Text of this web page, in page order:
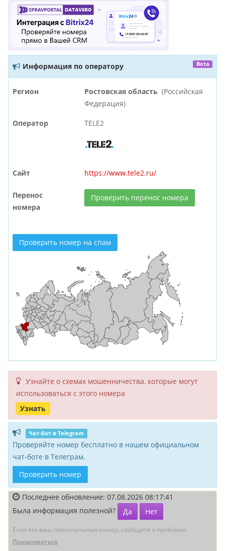
Информация по оператору Beta
Регион Ростовская область (Российская
Федерация)
Оператор TELE2
Сайт https://www.tele2.ru/
Перенос
номера
Проверить перенос номера
Проверить номер на спам
Узнайте о схемах мошенни­чества, кото­рые могут
исполь­зоваться с этого номера
Узнать
Чат-бот в Telegram
Проверяйте номер бесплатно в нашем официальном
чат-боте в Телеграм.
Проверить номер
Последнее обновление: 07.08.2026 08:17:41
Была информация полезной?
Да Нет
Если это ваш персональный номер, сообщите о проблеме
Пожаловаться